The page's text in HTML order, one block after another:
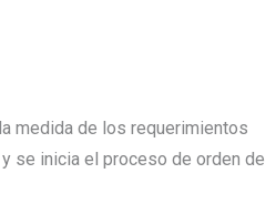
medida de los requerimientos
se inicia el proceso de orden de